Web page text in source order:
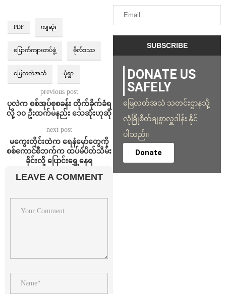
PDF ကျဆုံး
ပြောက်ကျားတပ်ဖွဲ့ ဗိုလ်ဒဿ
မြေလတ်အသံ မုံရွာ
previous post
ပုလဲက စစ်အုပ်စုစခန်း တိုက်ခိုက်ခံရ
လို့ ၁၀ ဦးထက်မနည်း သေဆုံးဟုဆို
next post
မကွေးတိုင်းထဲက ရေနံမှော်တွေကို
စစ်ကောင်စီဘက်က ထပ်မံပိတ်သိမ်း
ခိုင်းလို့ ပြောင်းရွှေ့နေရ
LEAVE A COMMENT
DONATE US
SAFELY
မြေလတ်အသံ သတင်းဌာနသို့
လုံခြုံစိတ်ချစွာလှူဒါန်း နိုင်
ပါသည်။
Donate